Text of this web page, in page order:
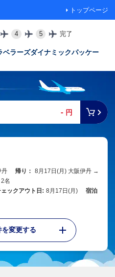
トップページ
4 5 完了
ラーズダイナミックパッケー
- 円
丹 帰り： 8月17日(月) 大阪伊丹 →
名
ックアウト日: 8月17日(月)
宿泊
変更する